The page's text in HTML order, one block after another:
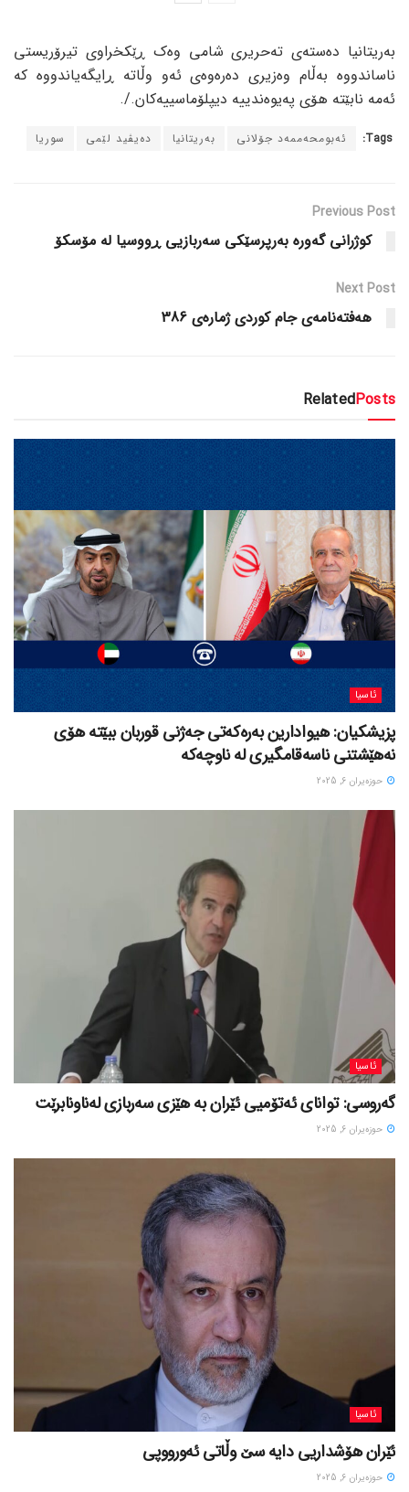
بەریتانیا دەستەی تەحریری شامی وەک ڕێکخراوی تیرۆریستی
ناساندووە بەڵام وەزیری دەرەوەی ئەو وڵاتە ڕایگەیاندووە کە
ئەمە نابێتە هۆی پەیوەندییە دیپلۆماسییەکان./.
Tags: ئەبومحەممەد جۆلانی بەریتانیا دەیڤید لێمی سوریا
Previous Post
کوژرانی گەورە بەرپرسێکی سەربازیی ڕووسیا لە مۆسکۆ
Next Post
هەفتەنامەی جام کوردی ژمارەی 386
RelatedPosts
ئاسیا
پزیشکیان: هیوادارین بەرەکەتی جەژنی قوربان ببێتە هۆی
نەهێشتنی ناسەقامگیری لە ناوچەکە
حوزه‌یران 6, 2025
ئاسیا
گەروسی: توانای ئەتۆمیی ئێران بە هێزی سەربازی لەناونابرێت
حوزه‌یران 6, 2025
ئاسیا
ئێران هۆشداریی دایە سێ وڵاتی ئەورووپی
حوزه‌یران 6, 2025